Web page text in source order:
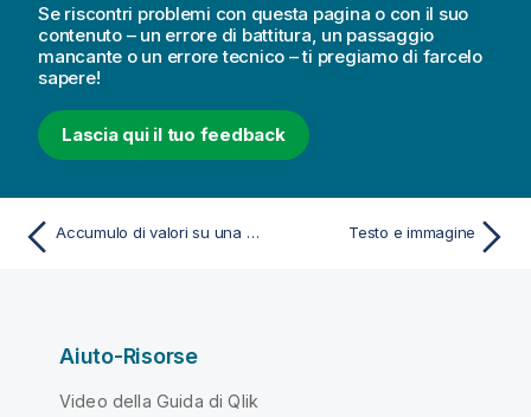
Se riscontri problemi con questa pagina o con il suo
contenuto – un errore di battitura, un passaggio
mancante o un errore tecnico – ti pregiamo di farcelo
sapere!
Lascia qui il tuo feedback
Accumulo di valori su una dimensione all'interno di una tabella Testo e immagine
Aiuto-Risorse
Video della Guida di Qlik